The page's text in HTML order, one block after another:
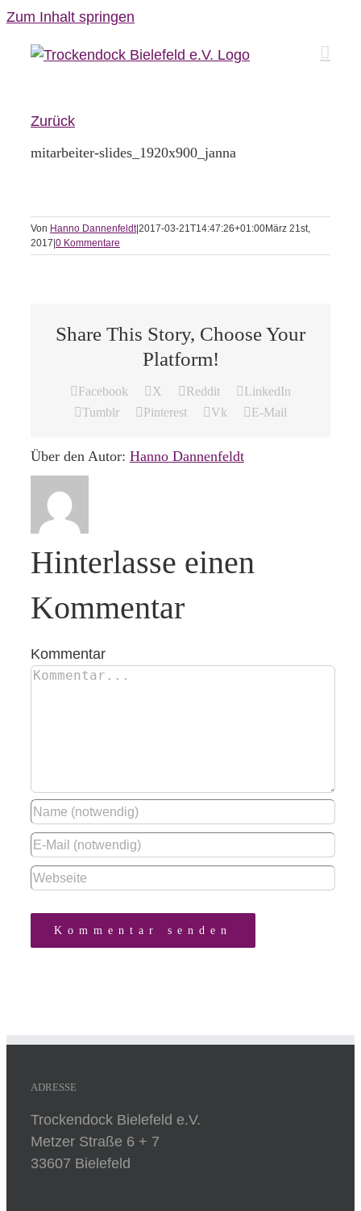
Zum Inhalt springen
Zurück
mitarbeiter-slides_1920x900_janna
Von Hanno Dannenfeldt|2017-03-21T14:47:26+01:00März 21st,
2017 0 Kommentare
Share This Story, Choose Your
Platform!
Facebook X Reddit
LinkedIn
Tumblr
Pinterest Vk E-Mail
Über den Autor: Hanno Dannenfeldt
Hinterlasse einen
Kommentar
Kommentar
ADRESSE
Trockendock Bielefeld e.V.
Metzer Straße 6 + 7
33607 Bielefeld